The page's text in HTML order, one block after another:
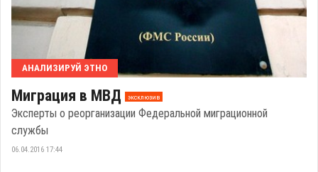
АНАЛИЗИРУЙ ЭТНО
Миграция в МВД эксклюзив
Эксперты о реорганизации Федеральной миграционной
службы
06.04.2016 17:44